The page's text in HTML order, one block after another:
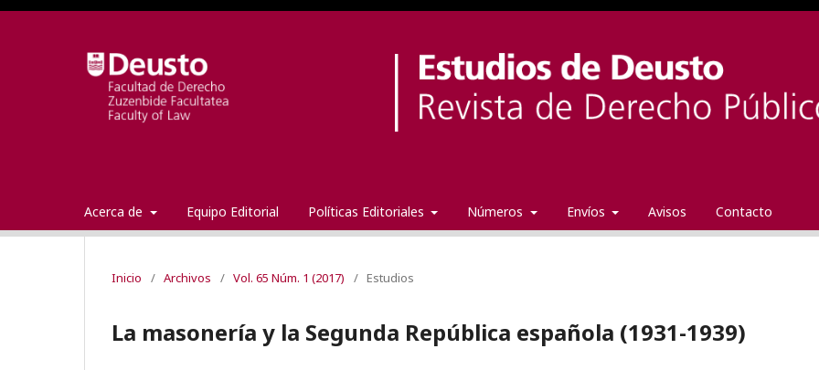
Acerca de Equipo Editorial Políticas Editoriales Números Envíos Avisos Contacto
Inicio / Archivos / Vol. 65 Núm. 1 (2017) / Estudios
La masonería y la Segunda República española (1931-1939)